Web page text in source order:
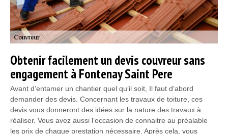
Obtenir facilement un devis couvreur sans
engagement à Fontenay Saint Pere
Avant d’entamer un chantier quel qu’il soit, Il faut d’abord
demander des devis. Concernant les travaux de toiture, ces
devis vous donneront des idées sur la nature des travaux à
réaliser. Vous avez aussi l’occasion de connaitre au préalable
les prix de chaque prestation nécessaire. Après cela, vous